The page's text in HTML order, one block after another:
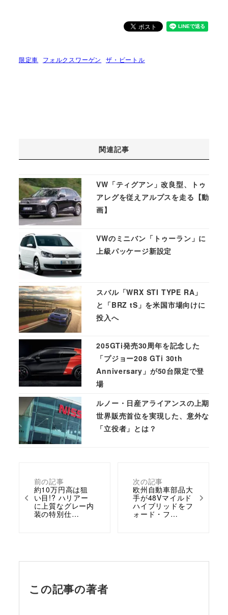
限定車 フォルクスワーゲン ザ・ビートル
前の記事
約10万円高は狙
い目!? ハリアー
に上質なグレー内
装の特別仕…
次の記事
欧州自動車部品大
手が48Vマイルド
ハイブリッドをフ
ォード・フ…
関連記事
VW「ティグアン」改良型、トゥ
アレグを従えアルプスを走る【動
画】
VWのミニバン「トゥーラン」に
上級パッケージ新設定
スバル「WRX STI TYPE RA」
と「BRZ tS」を米国市場向けに
投入へ
205GTi発売30周年を記念した
「プジョー208 GTi 30th
Anniversary」が50台限定で登
場
ルノー・日産アライアンスの上期
世界販売首位を実現した、意外な
「立役者」とは？
この記事の著者